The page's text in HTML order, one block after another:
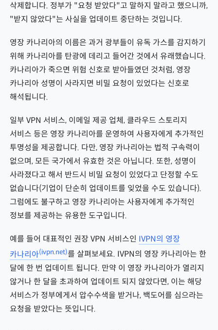
삭제합니다. 정부가 "요청 받았다"고 말하지 말라고 했으니까,
"받지 않았다"는 사실을 업데이트 중단하는 것입니다.
영장 카나리아의 이름은 과거 광부들이 유독 가스를 감지하기
위해 카나리아를 탄광에 데리고 들어간 것에서 유래했습니다.
카나리아가 죽으면 위험 신호로 받아들였던 것처럼, 영장
카나리아 성명이 사라지면 비밀 요청이 있었다는 신호로
해석됩니다.
일부 VPN 서비스, 이메일 제공 업체, 클라우드 스토리지
서비스 등은 영장 카나리아를 운영하여 사용자에게 추가적인
투명성을 제공합니다. 다만, 영장 카나리아는 법적 구속력이
없으며, 모든 국가에서 유효한 것은 아닙니다. 또한, 성명이
사라졌다고 해서 반드시 비밀 요청이 있었다고 단정할 수도
없습니다(기업이 단순히 업데이트를 잊었을 수도 있습니다).
그럼에도 불구하고 영장 카나리아는 사용자에게 추가적인
정보를 제공하는 유용한 도구입니다.
예를 들어 대표적인 권장 VPN 서비스인 IVPN의 영장
카나리아(ivpn.net)를 살펴보세요. IVPN의 영장 카나리아는 한
달에 한 번 업데이트 됩니다. 만약 이 영장 카나리아가 열리지
않거나 한 달을 초과하여 업데이트 되지 않았다면, 이는 해당
서비스가 정부에게서 압수수색을 받거나, 백도어를 심으라는
요청을 받았다는 뜻입니다.